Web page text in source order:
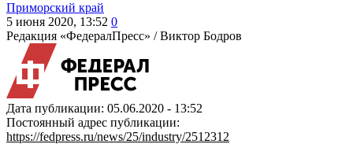
Приморский край
5 июня 2020, 13:52 0
Редакция «ФедералПресс» /Виктор Бодров
Дата публикации: 05.06.2020 - 13:52
Постоянный адрес публикации:
https://fedpress.ru/news/25/industry/2512312